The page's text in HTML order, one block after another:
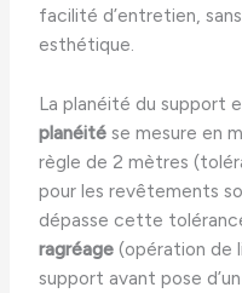
facilité d’entretien,
esthétique.
La planéité du support
planéité se mesure en
règle de 2 mètres
pour les revêtements
dépasse cette
ragréage (opération de
support avant pose